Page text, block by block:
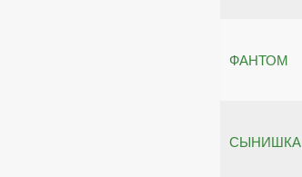
ФАНТОМ
СЫНИШКА